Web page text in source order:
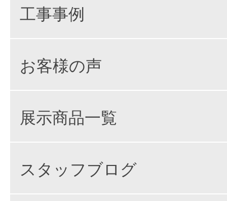
工事事例
お客様の声
展示商品一覧
スタッフブログ